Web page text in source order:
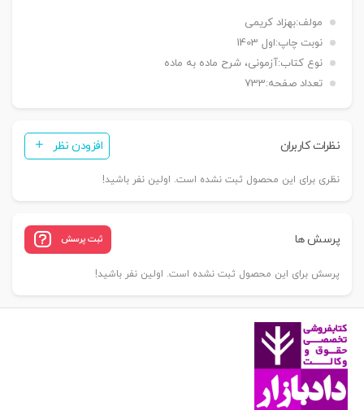
مولف:بهزاد کریمی
نوبت چاپ:اول 1403
نوع کتاب:آزمونی، شرح ماده به ماده
تعداد صفحه:733
نظرات کاربران افزودن نظر
نظری برای این محصول ثبت نشده است. اولین نفر باشید!
پرسش ها ثبت پرسش
پرسش برای این محصول ثبت نشده است. اولین نفر باشید!